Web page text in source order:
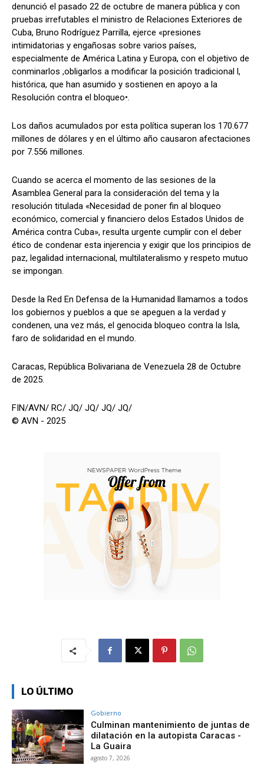
denunció el pasado 22 de octubre de manera pública y con
pruebas irrefutables el ministro de Relaciones Exteriores de
Cuba, Bruno Rodríguez Parrilla, ejerce «presiones
intimidatorias y engañosas sobre varios países,
especialmente de América Latina y Europa, con el objetivo de
conminarlos ,obligarlos a modificar la posición tradicional l,
histórica, que han asumido y sostienen en apoyo a la
Resolución contra el bloqueo•.
Los daños acumulados por esta política superan los 170.677
millones de dólares y en el último año causaron afectaciones
por 7.556 millones.
Cuando se acerca el momento de las sesiones de la
Asamblea General para la consideración del tema y la
resolución titulada «Necesidad de poner fin al bloqueo
económico, comercial y financiero delos Estados Unidos de
América contra Cuba», resulta ur­gente cumplir con el deber
ético de condenar esta injerencia y exigir que los principios de
paz, legalidad internacional, multilateralismo y respeto mutuo
se impongan.
Desde la Red En Defensa de la Humanidad llamamos a todos
los gobiernos y pueblos a que se apeguen a la verdad y
condenen, una vez más, el genocida bloqueo contra la Isla,
faro de solidaridad en el mundo.
Caracas, República Bolivariana de Venezuela 28 de Octubre
de 2025.
FIN/AVN/ RC/ JQ/ JQ/ JQ/ JQ/
© AVN - 2025
LO ÚLTIMO
Gobierno
Culminan mantenimiento de juntas de
dilatación en la autopista Caracas -
La Guaira
agosto 7, 2026